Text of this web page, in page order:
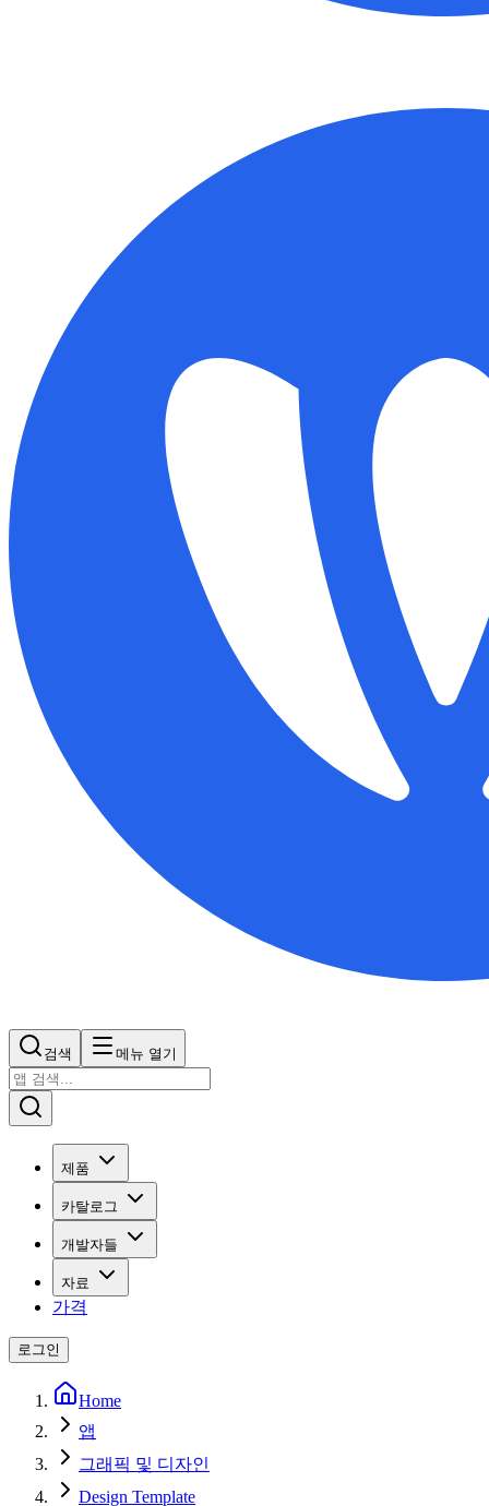
검색 메뉴 열기
제품
카탈로그
개발자들
자료
가격
로그인
Home
앱
그래픽 및 디자인
Design Template